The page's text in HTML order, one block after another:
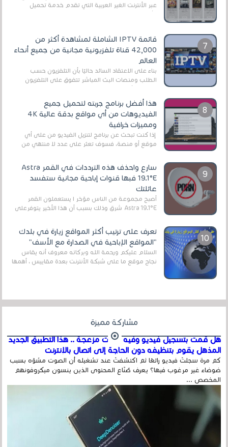
عبر الأنترنت الغير العربية التي تقدم خدمة تحميل
الأفلام على التورنت ، ومعظم هذه المواقع ل...
قائمة IPTV الشاملة لمشاهدة أكثر من
42,000 قناة تلفزيونية مجانية من جميع أنحاء
العالم
بناءً على الاعتقاد السائد حاليًا بأن التلفزيون حسب
الطلب ومنصات البث المباشر تتفوق على التلفزيون
الرقمي الأرضي التقليدي، يُعدّ IPTV-org خيار...
هذا أفضل برنامج جربته لتحميل جميع
الفيديوهات من أي مواقع بدقة عالية 4K
ومميزات خرافية
إذا كنت تبحث عن برنامج لتنزيل الفيديو من على أي
موقع أو منصة، فسوف تعثر على عدد لا منتهي من
سارع واحذف هذه الترددات في القمر Astra
19.1°E فبها قنوات إباحية مجانية ستفسد
عائلتك
أصبح مجموعة من الناس مؤخر ا يستعملون القمر
Astra 19.1°E شرق وذلك بسبب أن هذا الأخير يتوفرعلى
تعرف على ترتيب أكثر المواقع زيارة في بلدك
"المواقع الإباحية في الصدارة مع الأسف"
السلام عليكم ورحمة الله وبركاته معروف أنه يقاس
نجاح موقع ما على شبكة الأنترنت بعدة مقاييس ، أهمها
مشاركة مميزة
هل قمت بتسجيل فيديو وفيه أصوت مزعجة .. هذا التطبيق الجديد
المذهل يقوم بتنظيفه دون الحاجة إلى اتصال بالإنترنت
كم مرة سجلتَ فيديو رائعًا ثم اكتشفتَ عند تشغيله أن الصوت مشوّه بسبب
ضوضاء غير مرغوب فيها؟ يعرف صُنّاع المحتوى الذين ينسون ميكروفونهم
المخصص ...